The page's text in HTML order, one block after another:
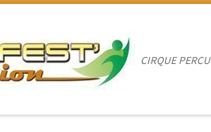
CIRQUE